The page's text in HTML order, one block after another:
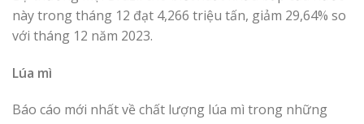
này trong tháng 12 đạt 4,266 triệu tấn, giảm 29,64% so
với tháng 12 năm 2023.
Lúa mì
Báo cáo mới nhất về chất lượng lúa mì trong những